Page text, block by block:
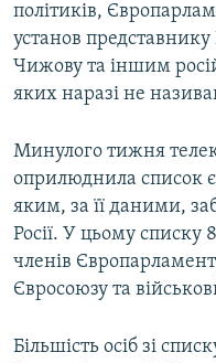
політиків,
установ
Чижову та іншим
яких наразі не
Минулого тижня
оприлюднила список
яким, за її даними,
Росії. У цьому списку
членів
Євросоюзу та
Більшість осіб зі